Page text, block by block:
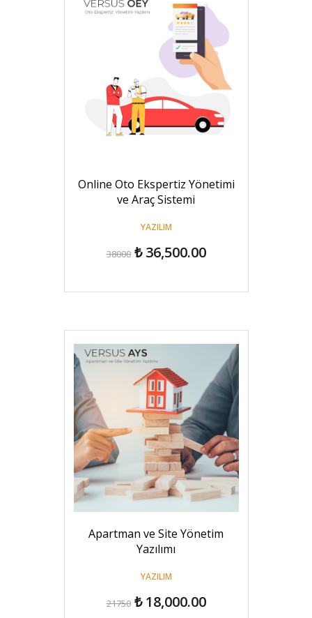
Online Oto Ekspertiz Yönetimi
ve Araç Sistemi
YAZILIM
38000₺ 36,500.00
Apartman ve Site Yönetim
Yazılımı
YAZILIM
21750₺ 18,000.00